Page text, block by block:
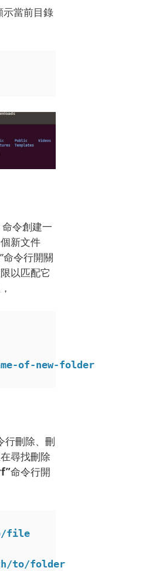
當前目錄
令創建一
新文件
命令行開關
以匹配它
of-new-folder
行刪除、刪
尋找刪除
命令行開
to/folder